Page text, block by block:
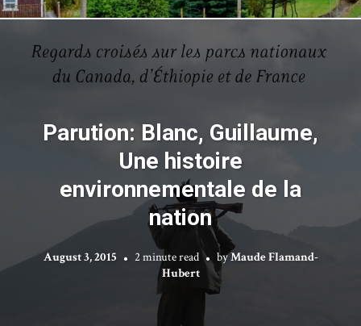
Parution: Blanc, Guillaume,
Une histoire
environnementale de la
nation
August 3, 2015 2 minute read byMaude Flamand-
Hubert